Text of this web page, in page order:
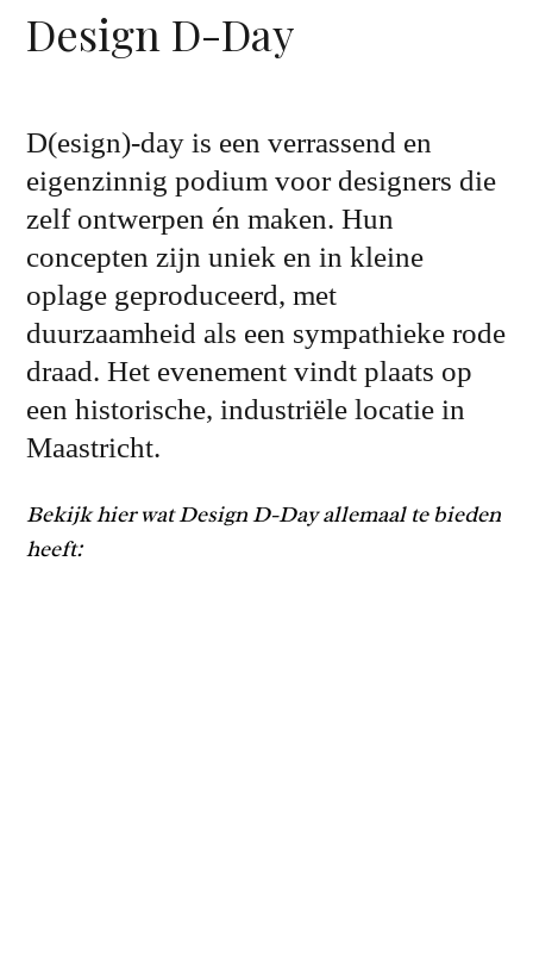
Design D-Day
D(esign)-day is een verrassend en
eigenzinnig podium voor designers die
zelf ontwerpen én maken. Hun
concepten zijn uniek en in kleine
oplage geproduceerd, met
duurzaamheid als een sympathieke rode
draad. Het evenement vindt plaats op
een historische, industriële locatie in
Maastricht.
Bekijk hier wat Design D-Day allemaal te bieden
heeft: